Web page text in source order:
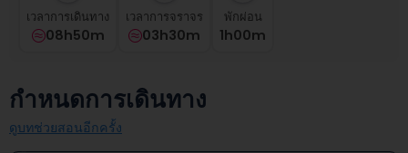
get
the
for
changing
dates.
เวลาการเดินทาง
08h50m
เวลาการจราจร
03h30m
พักผ่อน
1H00M
กำหนดการเดินทาง
ดูบทช่วยสอนอีกครั้ง